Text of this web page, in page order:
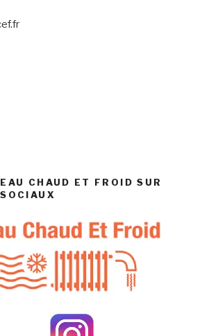
CHAUD ET FROID SUR